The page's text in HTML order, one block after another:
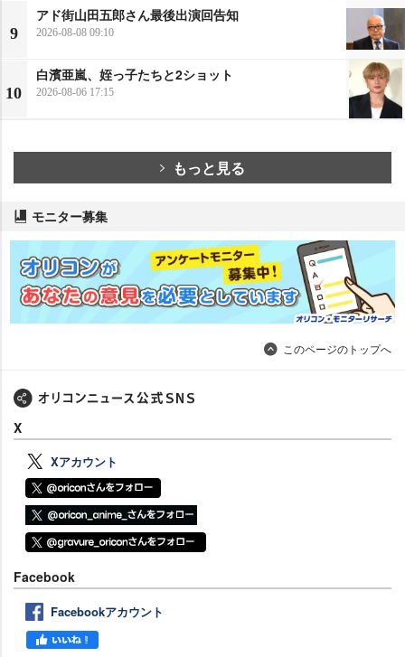
9
アド街山田五郎さん最後出演回告知
2026-08-08 09:10
10
白濱亜嵐、姪っ子たちと2ショット
2026-08-06 17:15
もっと見る
モニター募集
このページのトップへ
X
Xアカウント
Facebook
Facebookアカウント